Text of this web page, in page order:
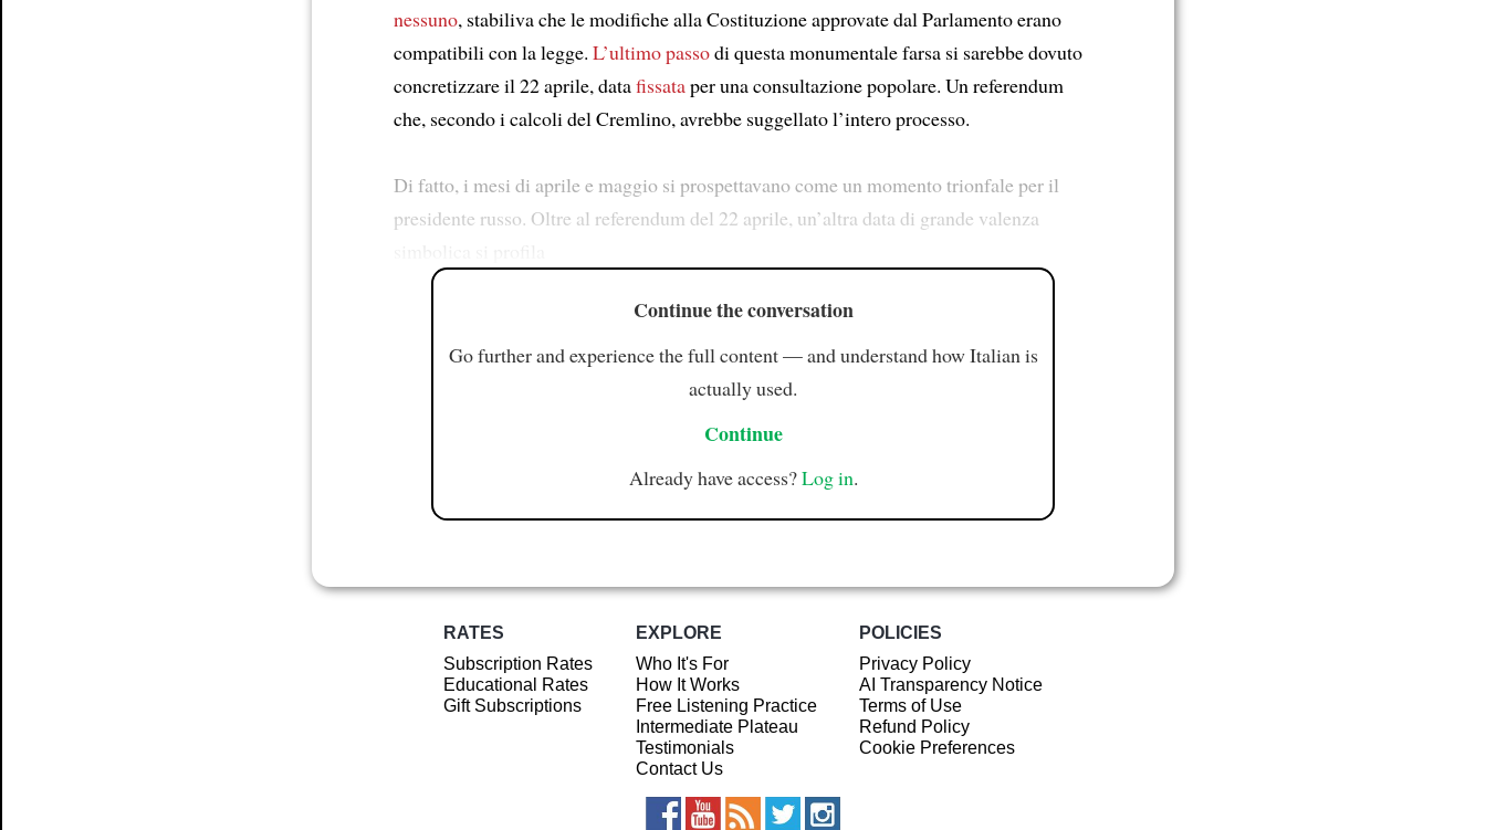
nessuno, stabiliva che le modifiche alla Costituzione approvate dal Parlamento erano
compatibili con la legge. L’ultimo passodi questa monumentale farsa si sarebbe dovuto
concretizzare il 22 aprile, datafissataper una consultazione popolare. Un referendum
che, secondo i calcoli del Cremlino, avrebbe suggellato l’intero processo.
Di fatto, i mesi di aprile e maggio si prospettavano come un momento trionfale per il
presidente russo. Oltre al referendum del 22 aprile, un’altra data di grande valenza
Continue the conversation
Go further and experience the full content — and understand how Italian is
actually used.
Continue
Already have access?Log in.
RATES
Subscription Rates
Educational Rates
Gift Subscriptions
EXPLORE
Who It's For
How It Works
Free Listening Practice
Intermediate Plateau
Testimonials
Contact Us
POLICIES
Privacy Policy
AI Transparency Notice
Terms of Use
Refund Policy
Cookie Preferences